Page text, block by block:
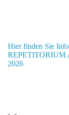
Hier finden Sie
REPETITORIUM
2026